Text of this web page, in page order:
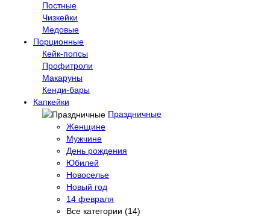
Постные
Чизкейки
Медовые
Порционные
Кейк-попсы
Профитроли
Макаруны
Кенди-бары
Капкейки
Праздничные
Женщине
Мужчине
День рождения
Юбилей
Новоселье
Новый год
14 февраля
Все категории (14)